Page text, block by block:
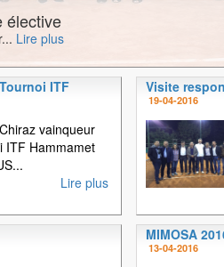
élective
Lire plus
ITF
vainqueur
ITF Hammamet
Lire plus
Visite
19-04-2016
MIMOSA
13-04-2016